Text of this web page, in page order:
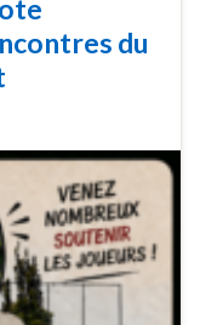
du